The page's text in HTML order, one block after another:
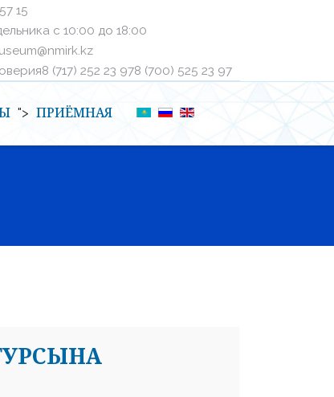
15
с 10:00 до 18:00
ㅤ8 (717) 252 23 97ㅤㅤ8 (700) 525 23 97
"> ПРИЁМНАЯ